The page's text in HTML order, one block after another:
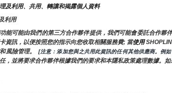
及利用、共用、轉讓和揭露個人資料
利用
能可能由我們的第三方合作夥伴提供，我們可能會委託合作夥
資訊，以便按照您的指示向您收取相關服務費; 當使用
風險管理。
[注意：添加您與之共用此資訊的任何其他供應商。例
，並將要求合作夥伴根據我們的要求和本隱私政策處理數據。